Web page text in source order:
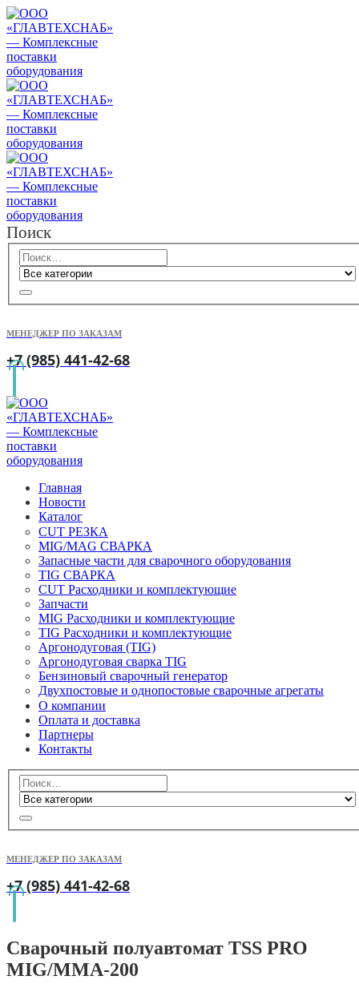
Поиск
МЕНЕДЖЕР ПО ЗАКАЗАМ
+7 (985) 441-42-68
Главная
Новости
Каталог
CUT РЕЗКА
MIG/MAG СВАРКА
Запасные части для сварочного оборудования
TIG СВАРКА
CUT Расходники и комплектующие
Запчасти
MIG Расходники и комплектующие
TIG Расходники и комплектующие
Аргонодуговая (TIG)
Аргонодуговая сварка TIG
Бензиновый сварочный генератор
Двухпостовые и однопостовые сварочные агрегаты
О компании
Оплата и доставка
Партнеры
Контакты
МЕНЕДЖЕР ПО ЗАКАЗАМ
+7 (985) 441-42-68
Сварочный полуавтомат TSS PRO
MIG/MMA-200